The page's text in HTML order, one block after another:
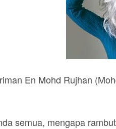
En Mohd Rujhan
semua, mengapa